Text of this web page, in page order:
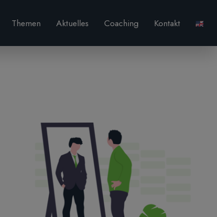
Themen Aktuelles Coaching Kontakt